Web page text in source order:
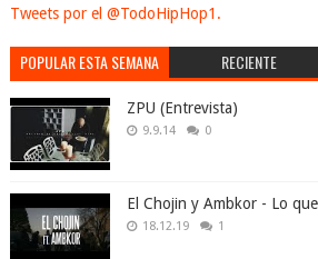
Tweets por el @TodoHipHop1.
POPULAR ESTA SEMANA RECIENTE
ZPU (Entrevista)
9.9.14 0
El Chojin y Ambkor - Lo
18.12.19 1